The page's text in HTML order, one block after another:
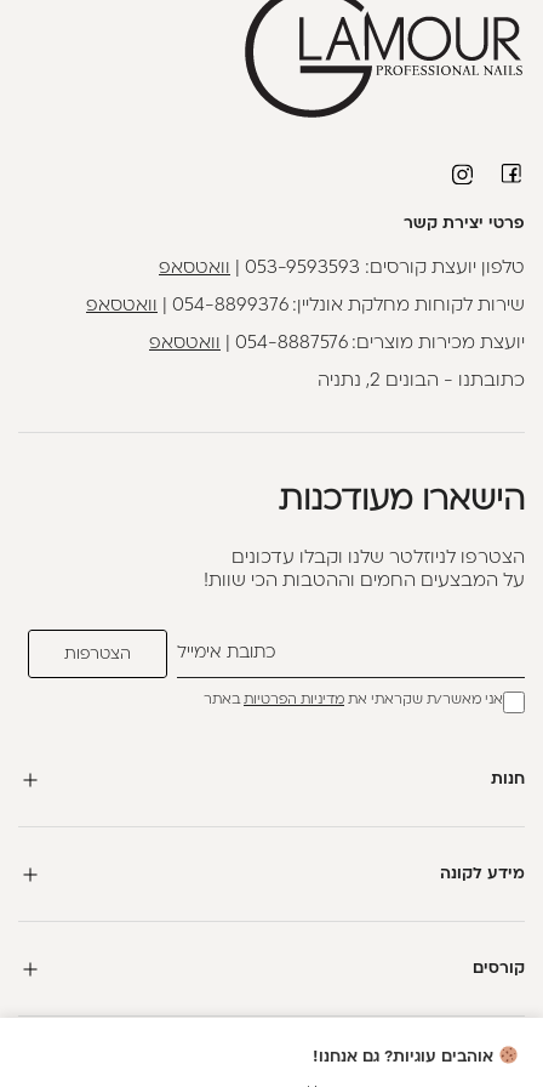
פרטי יצירת קשר
טלפון יועצת קורסים: 053-9593593 וואטסאפ
שירות לקוחות מחלקת אונליין:054-8899376 וואטסאפ
יועצת מכירות מוצרים:054-8887576 וואטסאפ
כתובתנו - הבונים 2, נתניה
הישארו מעודכנות
הצטרפו לניוזלטר שלנו וקבלו עדכונים
על המבצעים החמים וההטבות הכי שוות!
אני מאשר/ת שקראתי את מדיניות הפרטיותבאתר
חנות
מידע לקונה
קורסים
אוהבים עוגיות? גם אנחנו!